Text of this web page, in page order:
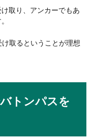
取り、アンカーでもあ
取るということが理想
トンパスを